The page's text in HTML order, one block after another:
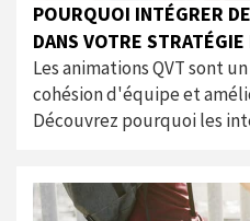
POURQUOI INTÉGRER
DANS VOTRE STRATÉGIE
Les animations QVT sont
cohésion d'équipe et
Découvrez pourquoi les